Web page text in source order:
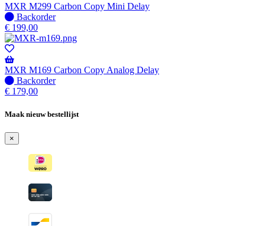
MXR M299 Carbon Copy Mini Delay
Niet
op
voorraad
-
Wordt
verzonden
wanneer
beschikbaar
Backorder
€ 199,00
MXR M169 Carbon Copy Analog Delay
Niet
op
-
verzonden
wanneer
beschikbaar
Backorder
€ 179,00
Maak nieuw bestellijst
×